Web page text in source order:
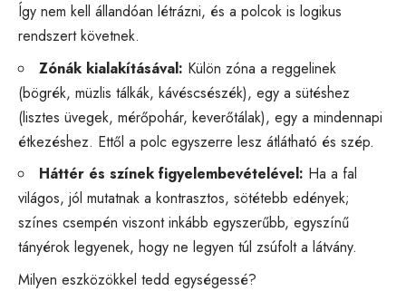
Így nem kell állandóan létrázni, és a polcok is logikus
rendszert követnek.
Zónák kialakításával: Külön zóna a reggelinek
(bögrék, müzlis tálkák, kávéscsészék), egy a sütéshez
(lisztes üvegek, mérőpohár, keverőtálak), egy a mindennapi
étkezéshez. Ettől a polc egyszerre lesz átlátható és szép.
Háttér és színek figyelembevételével: Ha a fal
világos, jól mutatnak a kontrasztos, sötétebb edények;
színes csempén viszont inkább egyszerűbb, egyszínű
tányérok legyenek, hogy ne legyen túl zsúfolt a látvány.
Milyen eszközökkel tedd egységessé?